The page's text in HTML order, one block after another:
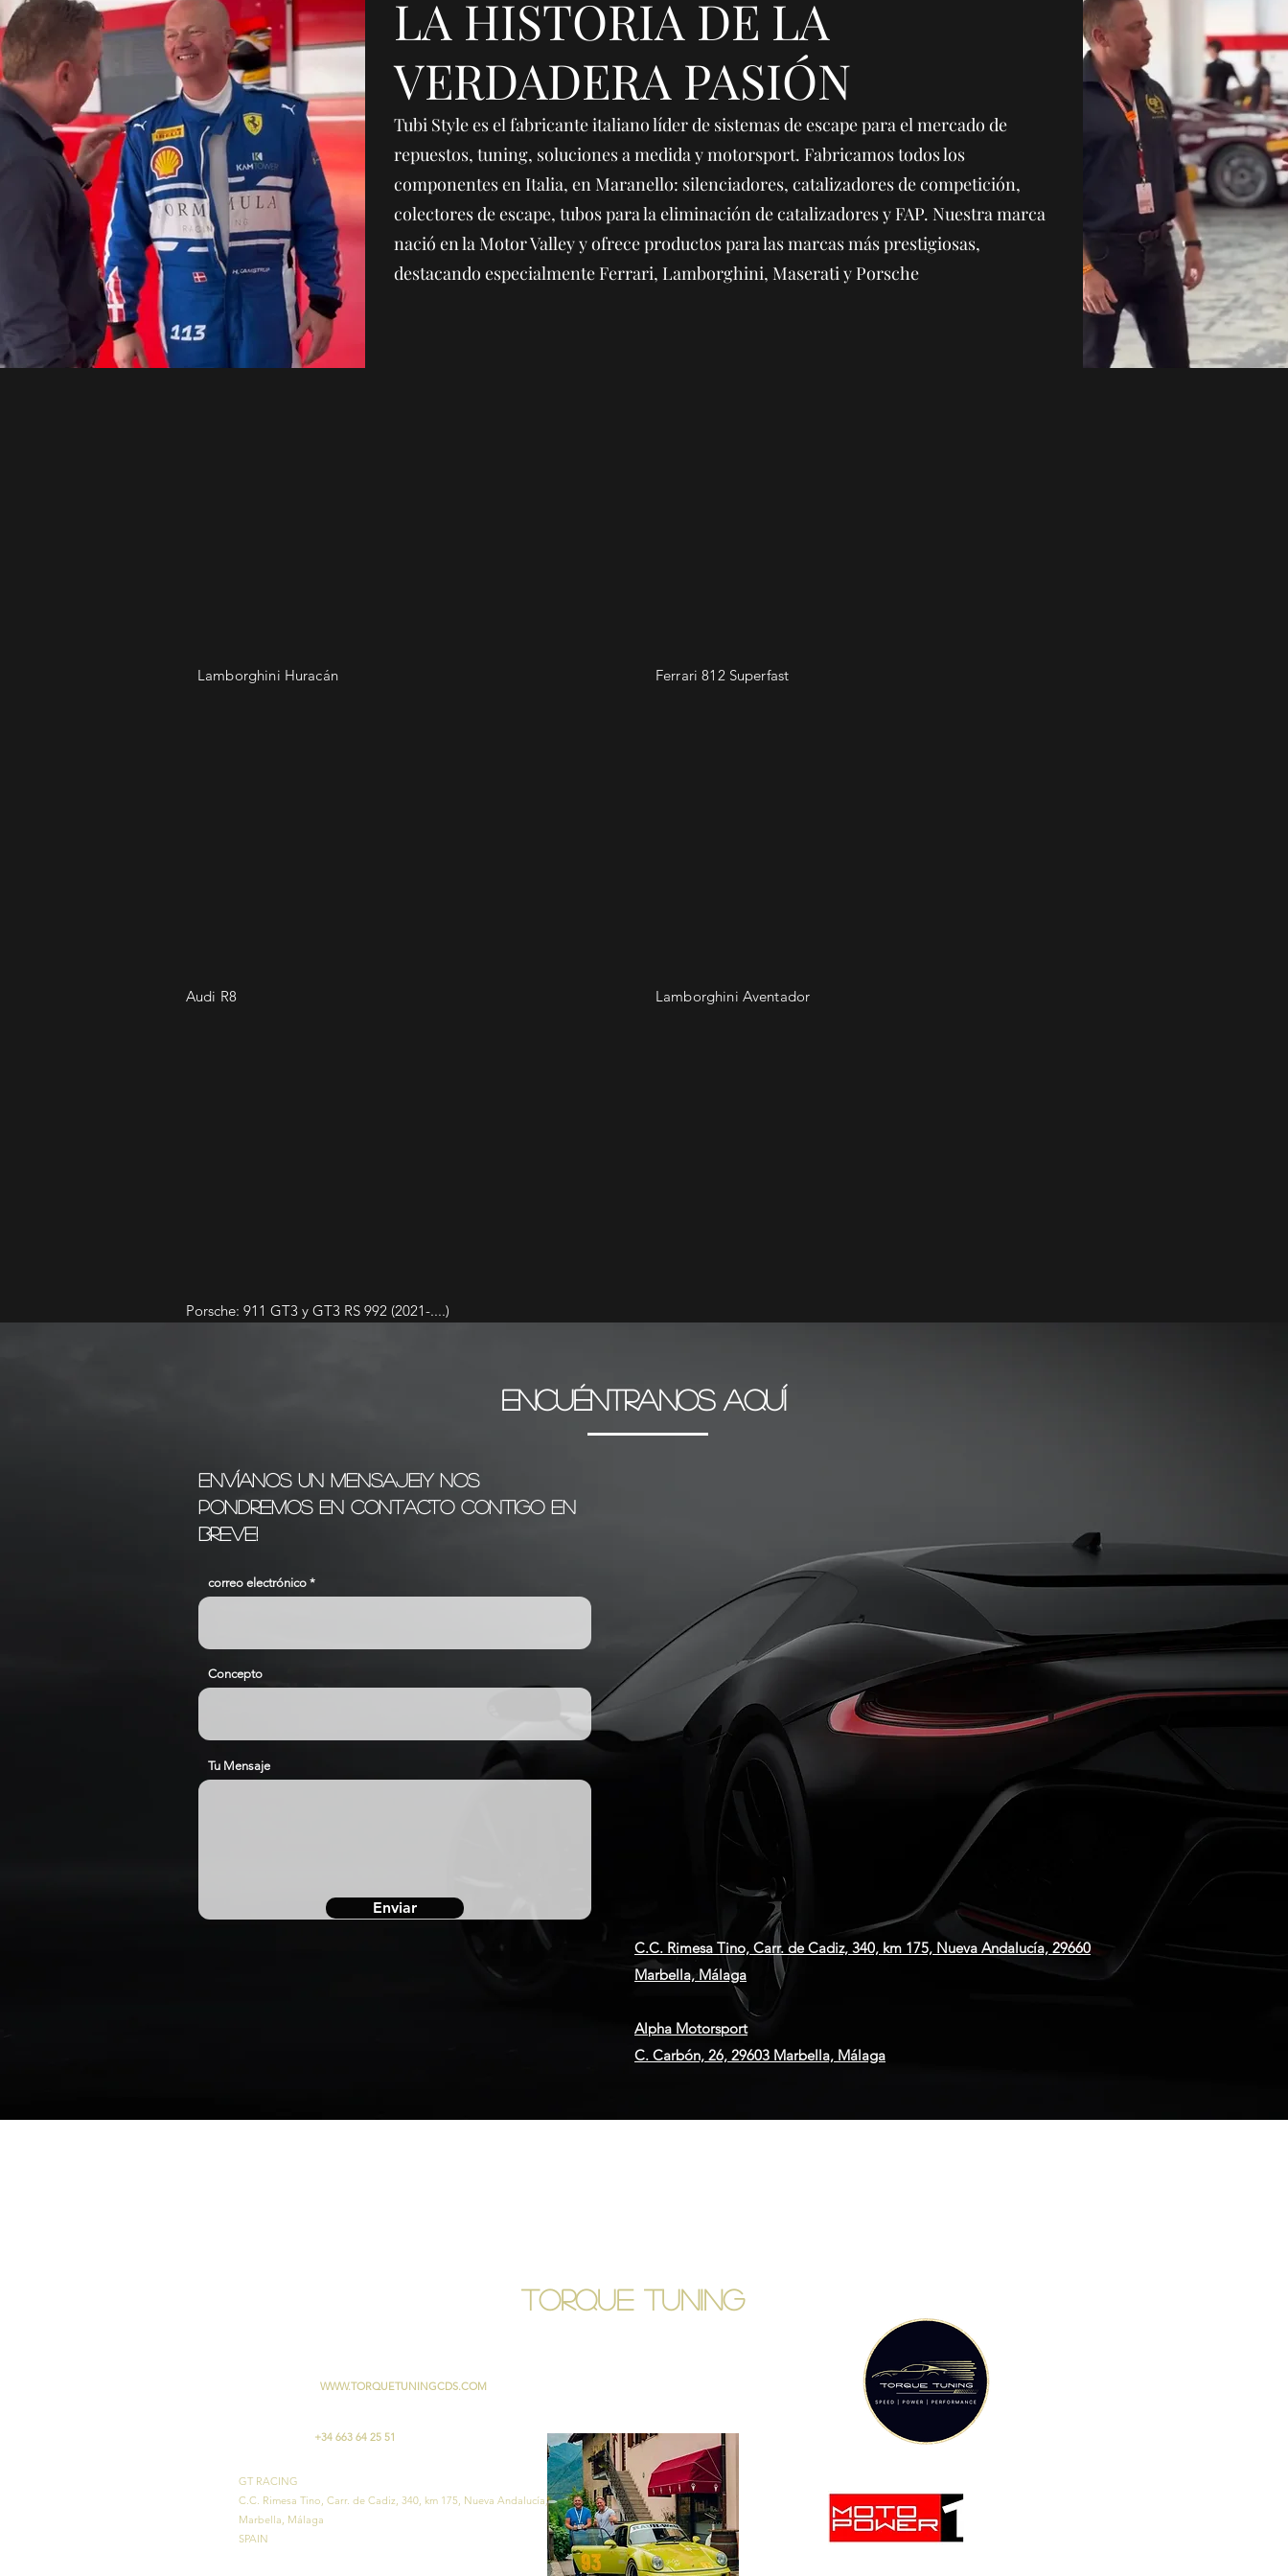
LA HISTORIA DE LA
VERDADERA PASIÓN
Tubi Style es el fabricante italiano líder de sistemas de escape para el mercado de
repuestos, tuning, soluciones a medida y motorsport. Fabricamos todos los
componentes en Italia, en Maranello: silenciadores, catalizadores de competición,
colectores de escape, tubos para la eliminación de catalizadores y FAP. Nuestra marca
nació en la Motor Valley y ofrece productos para las marcas más prestigiosas,
destacando especialmente Ferrari, Lamborghini, Maserati y Porsche
Lamborghini Huracán Ferrari 812 Superfast
Audi R8 Lamborghini Aventador
Porsche: 911 GT3 y GT3 RS 992 (2021-....)
ENCUÉNTRANOS AQUÍ
Envíanos un mensaje¡Y nos
pondremos en contacto contigo en
breve!
correo electrónico
Concepto
Tu Mensaje
Enviar
C.C. Rimesa Tino, Carr. de Cadiz, 340, km 175, Nueva Andalucía, 29660
Marbella, Málaga
Alpha Motorsport
C. Carbón, 26, 29603 Marbella, Málaga
torque tuning
WWW.TORQUETUNINGCDS.COM
+34 663 64 25 51
GT RACING
C.C. Rimesa Tino, Carr. de Cadiz, 340, km 175, Nueva Andalucía, 29660
Marbella, Málaga
SPAIN​